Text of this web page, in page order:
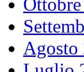
Agosto